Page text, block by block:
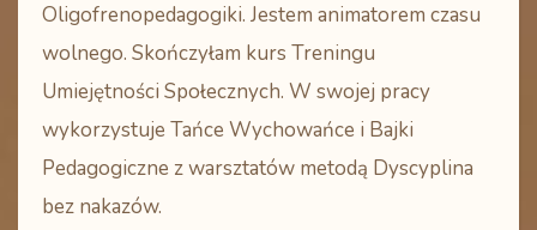
Oligofrenopedagogiki. Jestem animatorem czasu
wolnego. Skończyłam kurs Treningu
Umiejętności Społecznych. W swojej pracy
wykorzystuje Tańce Wychowańce i Bajki
Pedagogiczne z warsztatów metodą Dyscyplina
bez nakazów.